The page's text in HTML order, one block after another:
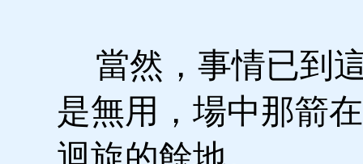
當然，事情已到
是無用，場中那箭